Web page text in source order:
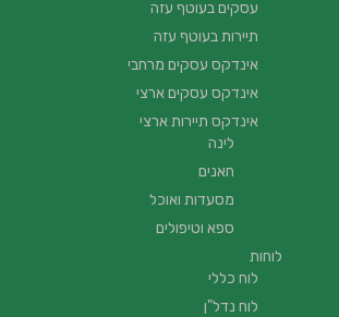
עסקים בעוטף עזה
תיירות בעוטף עזה
אינדקס עסקים מרחבי
אינדקס עסקים ארצי
אינדקס תיירות ארצי
לינה
חאנים
מסעדות ואוכל
ספא וטיפולים
לוחות
לוח כללי
לוח נדל"ן